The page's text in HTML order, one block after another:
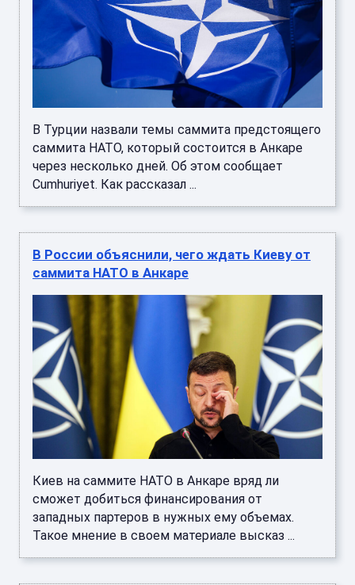
В Турции назвали темы саммита предстоящего
саммита НАТО, который состоится в Анкаре
через несколько дней. Об этом сообщает
Cumhuriyet. Как рассказал ...
В России объяснили, чего ждать Киеву от
саммита НАТО в Анкаре
Киев на саммите НАТО в Анкаре вряд ли
сможет добиться финансирования от
западных партеров в нужных ему объемах.
Такое мнение в своем материале высказ ...